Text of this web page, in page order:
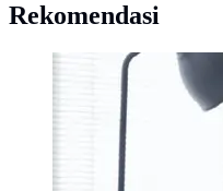
Rekomendasi